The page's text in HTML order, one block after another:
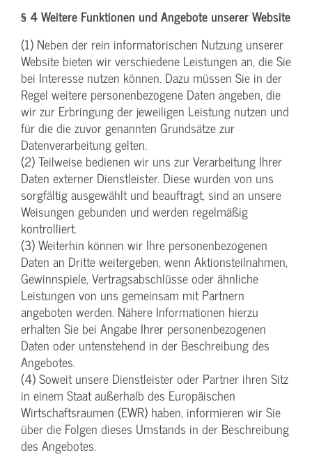
§ 4 Weitere Funktionen und Angebote unserer Website
(1) Neben der rein informatorischen Nutzung unserer
Website bieten wir verschiedene Leistungen an, die Sie
bei Interesse nutzen können. Dazu müssen Sie in der
Regel weitere personenbezogene Daten angeben, die
wir zur Erbringung der jeweiligen Leistung nutzen und
für die die zuvor genannten Grundsätze zur
Datenverarbeitung gelten.
(2) Teilweise bedienen wir uns zur Verarbeitung Ihrer
Daten externer Dienstleister. Diese wurden von uns
sorgfältig ausgewählt und beauftragt, sind an unsere
Weisungen gebunden und werden regelmäßig
kontrolliert.
(3) Weiterhin können wir Ihre personenbezogenen
Daten an Dritte weitergeben, wenn Aktionsteilnahmen,
Gewinnspiele, Vertragsabschlüsse oder ähnliche
Leistungen von uns gemeinsam mit Partnern
angeboten werden. Nähere Informationen hierzu
erhalten Sie bei Angabe Ihrer personenbezogenen
Daten oder untenstehend in der Beschreibung des
Angebotes.
(4) Soweit unsere Dienstleister oder Partner ihren Sitz
in einem Staat außerhalb des Europäischen
Wirtschaftsraumen (EWR) haben, informieren wir Sie
über die Folgen dieses Umstands in der Beschreibung
des Angebotes.